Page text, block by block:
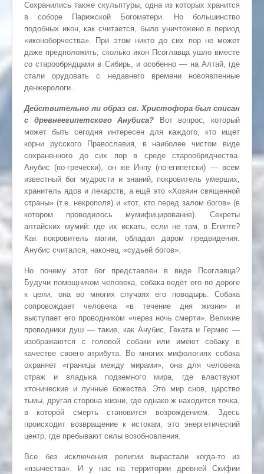
Сохранились также скульптуры, одна из которых хранится
в соборе Парижской Богоматери. Но большинство
подобных икон, как считается, было уничтожено в период
«иконоборчества». При этом никто до сих пор не может
даже предположить, сколько икон Псоглавца ушло вместе
со старообрядцами в Сибирь, и особенно — на Алтай, где
стали орудовать с недавнего времени новоявленные
денжерологи..
Действительно ли образ св. Христофора был списан
с древнеегипетского Анубиса? Вот вопрос, который
может быть сегодня интересен для каждого, кто ищет
корни русского Православия, в наиболее чистом виде
сохраненного до сих пор в среде старообрядчества.
Анубис (по-гречески), он же Инпу (по-египетски) — всем
известный бог мудрости и знаний, покровитель умерших,
хранитель ядов и лекарств, а ещё это «Хозяин священной
страны» (т.е. некрополя) и «тот, кто перед залом богов» (в
котором проводилось мумифицирование). Секреты
алтайских мумий: где их искать, если не там, в Египте?
Как покровитель магии, обладал даром предвидения.
Анубис считался, наконец, «судьей богов».
Но почему этот бог представлен в виде Псоглавца?
Будучи помощником человека, собака ведёт его по дороге
к цели, она во многих случаях его поводырь. Собака
сопровождает человека «в течение дня жизни» и
выступает его проводником «через ночь смерти». Великие
проводники душ — такие, как Анубис, Геката и Гермес —
изображаются с головой собаки или имеют собаку в
качестве своего атрибута. Во многих мифологиях собака
охраняет «границы между мирами», она для человека
страж и владыка подземного мира, где властвуют
хтонические и лунные божества. Это мир снов, царство
тьмы, другая сторона жизни, где однако ж находится точка,
в которой смерть становится возрождением. Здесь
происходит возвращение к истокам, это энергетический
центр, где пребывают силы возобновления.
Все без исключения религии вырастали когда-то из
«язычества». И у нас на территории древней Скифии